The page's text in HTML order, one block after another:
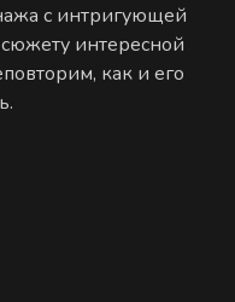
с интригующей
интересной
как и его